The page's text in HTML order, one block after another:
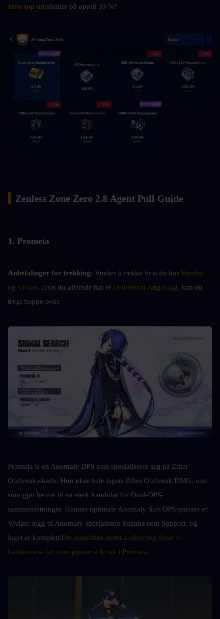
zero top uprabatter på opptil 30 %!
Zenless Zone Zero 2.8 Agent Pull Guide
1. Promeia
Anbefalinger for trekking: Vurder å trekke hvis du har Yuzuha
og Vivian. Hvis du allerede har et Delusional Angel-lag, kan du
trygt hoppe over.
Promeia is en Anomaly DPS som spesialiserer seg på Ether
Outbreak-skade. Hun øker hele lagets Ether Outbreak DMG, noe
som gjør henne til en sterk kandidat for Dual-DPS-
sammensetninger. Hennes optimale Anomaly Sub-DPS-partner er
Vivian; legg til Anomaly-spesialisten Yuzuha som Support, og
laget er komplett.Det anbefales sterkt å sikre seg disse to
karakterene før man prøver å få tak i Promeia.